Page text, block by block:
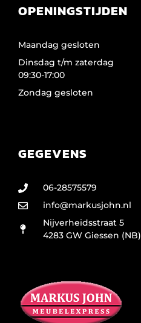
GEGEVENS
06-28575579
info@markusjohn.nl
Nijverheidsstraat 5
4283 GW Giessen (NB)
OPENINGSTIJDEN
Maandag gesloten
Dinsdag t/m zaterdag
09:30-17:00
Zondag gesloten